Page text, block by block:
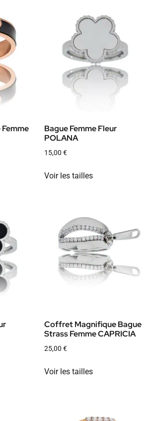
Bague Femme Fleur
POLANA
15,00 €
Voir les tailles
Coffret Magnifique Bague
Strass Femme CAPRICIA
25,00 €
Voir les tailles